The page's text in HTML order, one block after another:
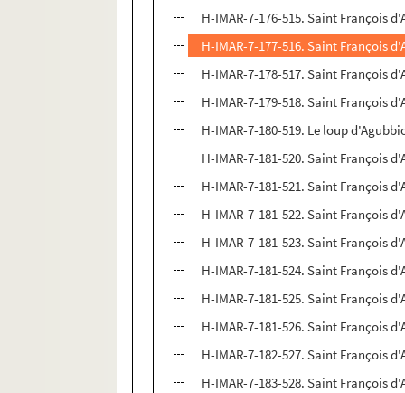
H-IMAR-7-176-515. Saint François
H-IMAR-7-177-516. Saint François
H-IMAR-7-178-517. Saint François
H-IMAR-7-179-518. Saint François
H-IMAR-7-180-519. Le loup
H-IMAR-7-181-520. Saint François
H-IMAR-7-181-521. Saint François
H-IMAR-7-181-522. Saint François
H-IMAR-7-181-523. Saint François
H-IMAR-7-181-524. Saint François
H-IMAR-7-181-525. Saint François
H-IMAR-7-181-526. Saint François
H-IMAR-7-182-527. Saint François
H-IMAR-7-183-528. Saint François